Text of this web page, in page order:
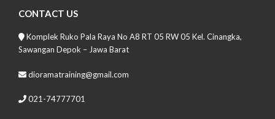
CONTACT US
Komplek Ruko Pala Raya No A8 RT 05 RW 05 Kel. Cinangka,
Sawangan Depok – Jawa Barat
dioramatraining@gmail.com
021-74777701